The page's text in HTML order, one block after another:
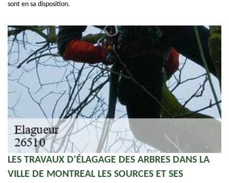
sont en sa disposition.
LES TRAVAUX D'ÉLAGAGE DES ARBRES DANS LA
VILLE DE MONTREAL LES SOURCES ET SES